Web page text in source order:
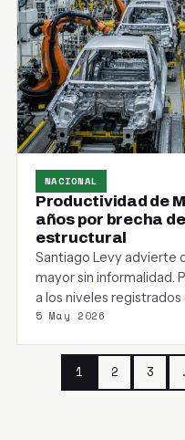
NACIONAL
Productividad de
años por brecha
estructural
Santiago Levy advierte
mayor sin informalidad.
a los niveles registrados
5 May 2026
1 2 3